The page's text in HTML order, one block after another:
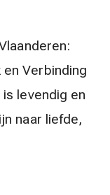
en Verbinding
levendig en
naar liefde,